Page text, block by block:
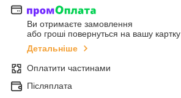
Ви отримаєте замовлення
або гроші повернуться на вашу картку
Детальніше
Оплатити частинами
Післяплата